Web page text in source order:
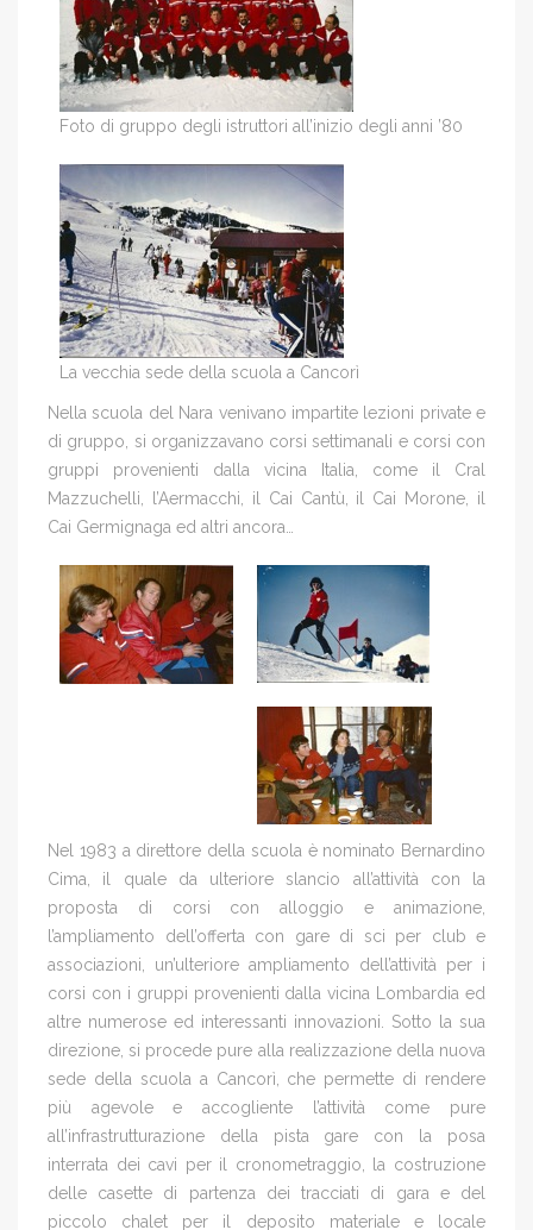
Foto di gruppo degli istruttori all’inizio degli anni ’80
La vecchia sede della scuola a Cancorì
Nella scuola del Nara venivano impartite lezioni private e
di gruppo, si organizzavano corsi settimanali e corsi con
gruppi provenienti dalla vicina Italia, come il Cral
Mazzuchelli, l’Aermacchi, il Cai Cantù, il Cai Morone, il
Cai Germignaga ed altri ancora…
Nel 1983 a direttore della scuola è nominato Bernardino
Cima, il quale da ulteriore slancio all’attività con la
proposta di corsi con alloggio e animazione,
l’ampliamento dell’offerta con gare di sci per club e
associazioni, un’ulteriore ampliamento dell’attività per i
corsi con i gruppi provenienti dalla vicina Lombardia ed
altre numerose ed interessanti innovazioni. Sotto la sua
direzione, si procede pure alla realizzazione della nuova
sede della scuola a Cancorì, che permette di rendere
più agevole e accogliente l’attività come pure
all’infrastrutturazione della pista gare con la posa
interrata dei cavi per il cronometraggio, la costruzione
delle casette di partenza dei tracciati di gara e del
piccolo chalet per il deposito materiale e locale